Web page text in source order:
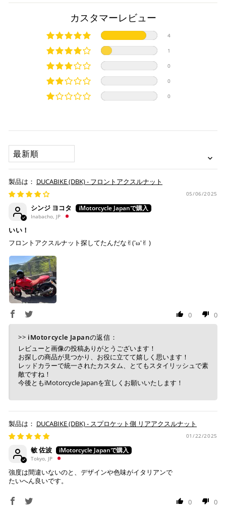
SCRAMBLER FULL THROTTLE '15-20
SCRAMBLER ICON '15-23
SCRAMBLER MACH 2.0 '18
SCRAMBLER ITALIA INDEPENDENT '16
SCRAMBLER DS FASTHOUSE '21
SCRAMBLER NEXT-GEN FULL THROTTLE '23-25
SCRAMBLER NEXT-GEN ICON '23-25
SCRAMBLER NIGHTSHIFT '21-22
SCRAMBLER URBAN ENDURO '15-16
SCRAMBLER SIXTY2 '16-20
SCRAMBLER 1100 '18-19
SCRAMBLER 1100 DARK PRO '20-23
SCRAMBLER 1100 SPECIAL '18-19
SCRAMBLER 1100 SPORT PRO '20-25
MONSTER 400 '07-08
MONSTER 695 '07-08
MONSTER 696 '08-14
MONSTER 797 '17-20
MONSTER PLUS '21-25
MONSTER 937 SP '23-25
MONSTER 30° ANNIVERSARIO '24-25
MONSTER V2 '26
MULTISTRADA V2 '25-26
MULTISTRADA V2 S '25-26
SPORT CLASSIC GT1000 '07-10
SPORT CLASSIC GT1000 TOURING '09
SPORT CLASSIC SPORT 1000 '07-09
SPORT CLASSIC SPORT 1000 S '07-09
SPORT TOURING ST3 '07
SPORT TOURING ST3 S '07
HYPERMOTARD 698 MONO '24-25
HYPERMOTARD 698 MONO RVE '24-25
上記クレジットカードをご利用頂けます。
分割払い、リボ払い、3Dセキュア対応カードをご利用の
際は、『クレジットカード決済(3Dセキュア) - SBPS』を
ご選択ください。
商品発送時に決済完了となります。
対応支払回数について以下の通りです。
・リボ払い
※ 分割払い、リボ払いは決済金額が税込10,000円以上の
場合のみご利用いただけます。
にご利用のカード会社へお申込・審査が必要となりま
す。
※ Diners Clubは分割払い非対応のため、一括払い・リ
ボ払いのみご利用頂けます。
ので、事前にご確認ください。
楽天ペイ
いつもの楽天IDとパスワードを使ってスムーズなお支払
いが可能です。
楽天ポイントが貯まる・使える！「簡単」「あんしん」
「お得」な楽天ペイをご利用ください。
※ 楽天ポイントが貯まるのは楽天カード・楽天ポイン
ト・楽天ペイ残高でのお支払いに限ります。
キャッシュレス決済
い方法をご選択頂き、クリックするだけで簡単に支払い
商品発送までの日数について
ご希望商品の在庫状況により異なります。 詳しくは該当商品
ページよりご希望のカラー、材質等(オプションがある場合)を
選択後に表示される納期をご確認ください。
国内在庫ありの場合
・平日16時までのご注文、お支払い完了で即日発送いたしま
入金確認が完了いたしましたら即日発送いたします。
・お取り寄せ商品等を一緒にご注文の場合は、基本的にはお
取り寄せ商品が揃ってからの発送になります。別で発送をご
希望の場合は、ご対応いたしますのでご連絡をお願いいたし
ます。
お取り寄せの場合
・商品ページの納期はあくまで目安になりますので、納期が
早まる場合もございます。
・運送状況や繁忙期の影響により遅れが生じる場合もござい
ます。
配送送料について
１回のご注文で商品代金合計が¥11,000(税込）以上の場合
は、送料が無料となります。
配送会社について
ヤマト運輸になります。 配送会社の指定はできかねます。
カスタマーレビュー
4
1
0
0
0
SORT BY
DUCABIKE (DBK) - フロントアクスルナット
05/06/2025
シンジ ヨコタ
Inabacho, JP
いい！
フロントアクスルナット探してたんだな✌︎('ω'✌︎ )
0 0
>> iMotorcycle Japanの返信：
レビューと画像の投稿ありがとうございます！
お探しの商品が見つかり、お役に立てて嬉しく思います！
レッドカラーで統一されたカスタム、とてもスタイリッシュで素
敵ですね！
今後ともiMotorcycle Japanを宜しくお願いいたします！
DUCABIKE (DBK) - スプロケット側 リアアクスルナット
01/22/2025
敏 佐波
Tokyo, JP
強度は間違いないのと、デザインや色味がイタリアンで
たいへん良いです。
0 0